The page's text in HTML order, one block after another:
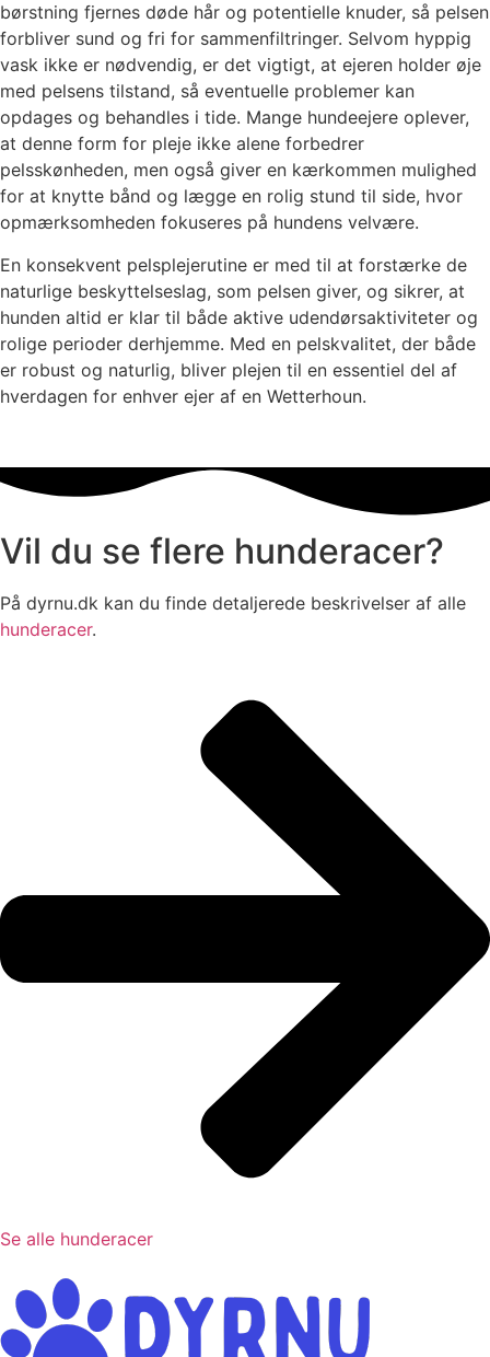
børstning fjernes døde hår og potentielle knuder, så pelsen
forbliver sund og fri for sammenfiltringer. Selvom hyppig
vask ikke er nødvendig, er det vigtigt, at ejeren holder øje
med pelsens tilstand, så eventuelle problemer kan
opdages og behandles i tide. Mange hundeejere oplever,
at denne form for pleje ikke alene forbedrer
pelsskønheden, men også giver en kærkommen mulighed
for at knytte bånd og lægge en rolig stund til side, hvor
opmærksomheden fokuseres på hundens velvære.
En konsekvent pelsplejerutine er med til at forstærke de
naturlige beskyttelseslag, som pelsen giver, og sikrer, at
hunden altid er klar til både aktive udendørsaktiviteter og
rolige perioder derhjemme. Med en pelskvalitet, der både
er robust og naturlig, bliver plejen til en essentiel del af
hverdagen for enhver ejer af en Wetterhoun.
Vil du se flere hunderacer?
På dyrnu.dk kan du finde detaljerede beskrivelser af alle
hunderacer.
Se alle hunderacer